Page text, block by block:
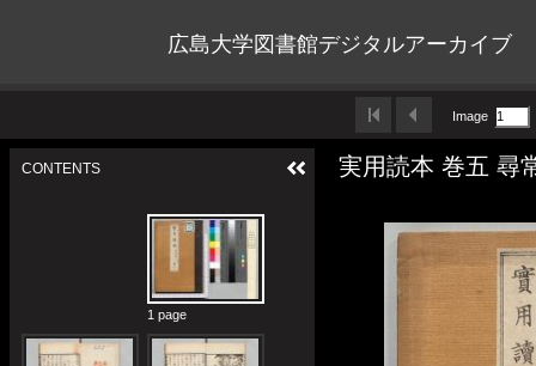
広島大学図書館デジタルアーカイブ